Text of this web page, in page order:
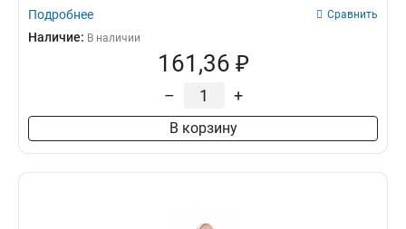
Подробнее Сравнить
Наличие: В наличии
161,36 ₽
– +
В корзину